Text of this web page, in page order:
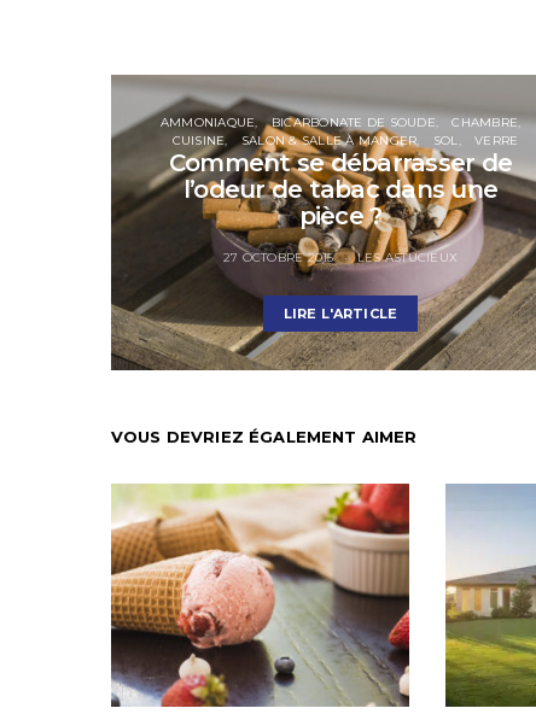
AMMONIAQUE BICARBONATE DE SOUDE
CHAMBRE
CUISINE
SALON & SALLE À MANGER SOL VERRE
Comment se débarrasser de
l’odeur de tabac dans une
pièce ?
27 OCTOBRE 2015 LES ASTUCIEUX
LIRE L'ARTICLE
VOUS DEVRIEZ ÉGALEMENT AIMER